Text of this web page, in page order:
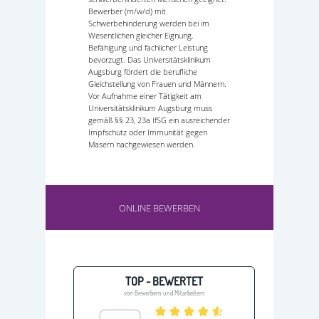
Bewerber (m/w/d) mit
Schwerbehinderung werden bei im
Wesentlichen gleicher Eignung,
Befähigung und fachlicher Leistung
bevorzugt. Das Universitätsklinikum
Augsburg fördert die berufliche
Gleichstellung von Frauen und Männern.
Vor Aufnahme einer Tätigkeit am
Universitätsklinikum Augsburg muss
gemäß §§ 23, 23a IfSG ein ausreichender
Impfschutz oder Immunität gegen
Masern nachgewiesen werden.
ONLINE BEWERBEN